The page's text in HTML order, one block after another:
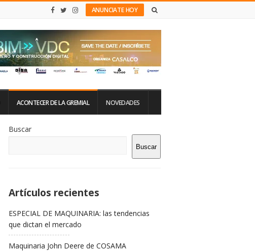
ANUNCIATE HOY
ACONTECER DE LA GREMIAL NOVEDADES
De
La
Buscar
Buscar
Artículos recientes
ESPECIAL DE MAQUINARIA: las tendencias
que dictan el mercado
Maquinaria John Deere de COSAMA